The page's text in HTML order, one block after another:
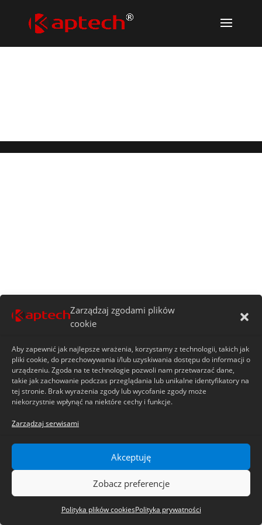
Zarządzaj zgodami plików
cookie
Aby zapewnić jak najlepsze wrażenia, korzystamy z technologii, takich jak
pliki cookie, do przechowywania i/lub uzyskiwania dostępu do informacji o
urządzeniu. Zgoda na te technologie pozwoli nam przetwarzać dane,
takie jak zachowanie podczas przeglądania lub unikalne identyfikatory na
tej stronie. Brak wyrażenia zgody lub wycofanie zgody może
niekorzystnie wpłynąć na niektóre cechy i funkcje.
Zarządzaj serwisami
Akceptuję
Zobacz preferencje
Polityka plików cookiesPolityka prywatności